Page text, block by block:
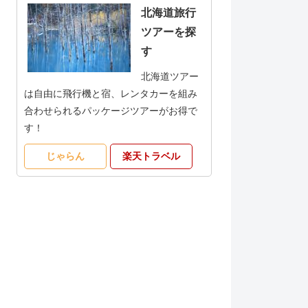
北海道旅行
ツアーを探
す
北海道ツアー
は自由に飛行機と宿、レンタカーを組み
合わせられるパッケージツアーがお得で
す！
じゃらん 楽天トラベル